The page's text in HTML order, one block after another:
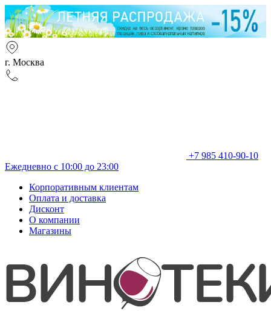
г. Москва
+7 985 410-90-10
Ежедневно с 10:00 до 23:00
Корпоративным клиентам
Оплата и доставка
Дисконт
О компании
Магазины